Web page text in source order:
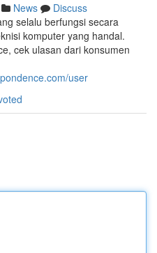
News
Discuss
selalu berfungsi secara
komputer yang handal.
cek ulasan dari konsumen
user